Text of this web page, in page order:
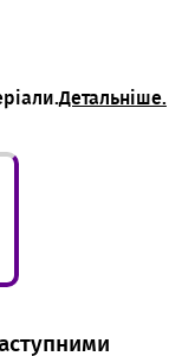
Детальніше.